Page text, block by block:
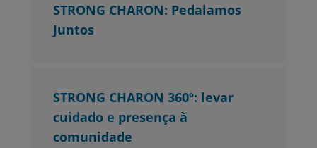
STRONG CHARON: Pedalamos
Juntos
STRONG CHARON 360º: levar
cuidado e presença à
comunidade